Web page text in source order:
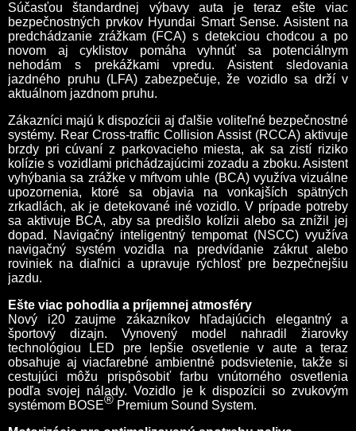
Súčasťou štandardnej výbavy auta je teraz ešte viac
bezpečnostných prvkov Hyundai Smart Sense. Asistent na
predchádzanie zrážkam (FCA) s detekciou chodcou a po
novom aj cyklistov pomáha vyhnúť sa potenciálnym
nehodám s prekážkami vpredu. Asistent sledovania
jazdného pruhu (LFA) zabezpečuje, že vozidlo sa drží v
aktuálnom jazdnom pruhu.
Zákazníci majú k dispozícii aj ďalšie voliteľné bezpečnostné
systémy. Rear Cross-traffic Collision Assist (RCCA) aktivuje
brzdy pri cúvaní z parkovacieho miesta, ak sa zistí riziko
kolízie s vozidlami prichádzajúcimi zozadu a zboku. Asistent
vyhýbania sa zrážke v mŕtvom uhle (BCA) využíva vizuálne
upozornenia, ktoré sa objavia na vonkajších spätných
zrkadlách, ak je detekované iné vozidlo. V prípade potreby
sa aktivuje BCA, aby sa predišlo kolízii alebo sa znížil jej
dopad. Navigačný inteligentný tempomat (NSCC) využíva
navigačný systém vozidla na predvídanie zákrut alebo
roviniek na diaľnici a upravuje rýchlosť pre bezpečnejšiu
jazdu.
Ešte viac pohodlia a príjemnej atmosféry
Nový i20 zaujme zákazníkov hľadajúcich elegantný a
športový dizajn. Vynovený model nahradil žiarovky
technológiou LED pre lepšie osvetlenie v aute a teraz
obsahuje aj viacfarebné ambientné podsvietenie, takže si
cestujúci môžu prispôsobiť farbu vnútorného osvetlenia
podľa svojej nálady. Vozidlo je k dispozícii so zvukovým
systémom BOSE® Premium Sound System.